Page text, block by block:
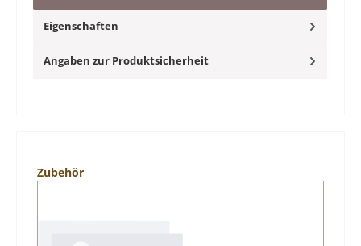
Eigenschaften
Angaben zur Produktsicherheit
Produktgalerie überspringen
Zubehör